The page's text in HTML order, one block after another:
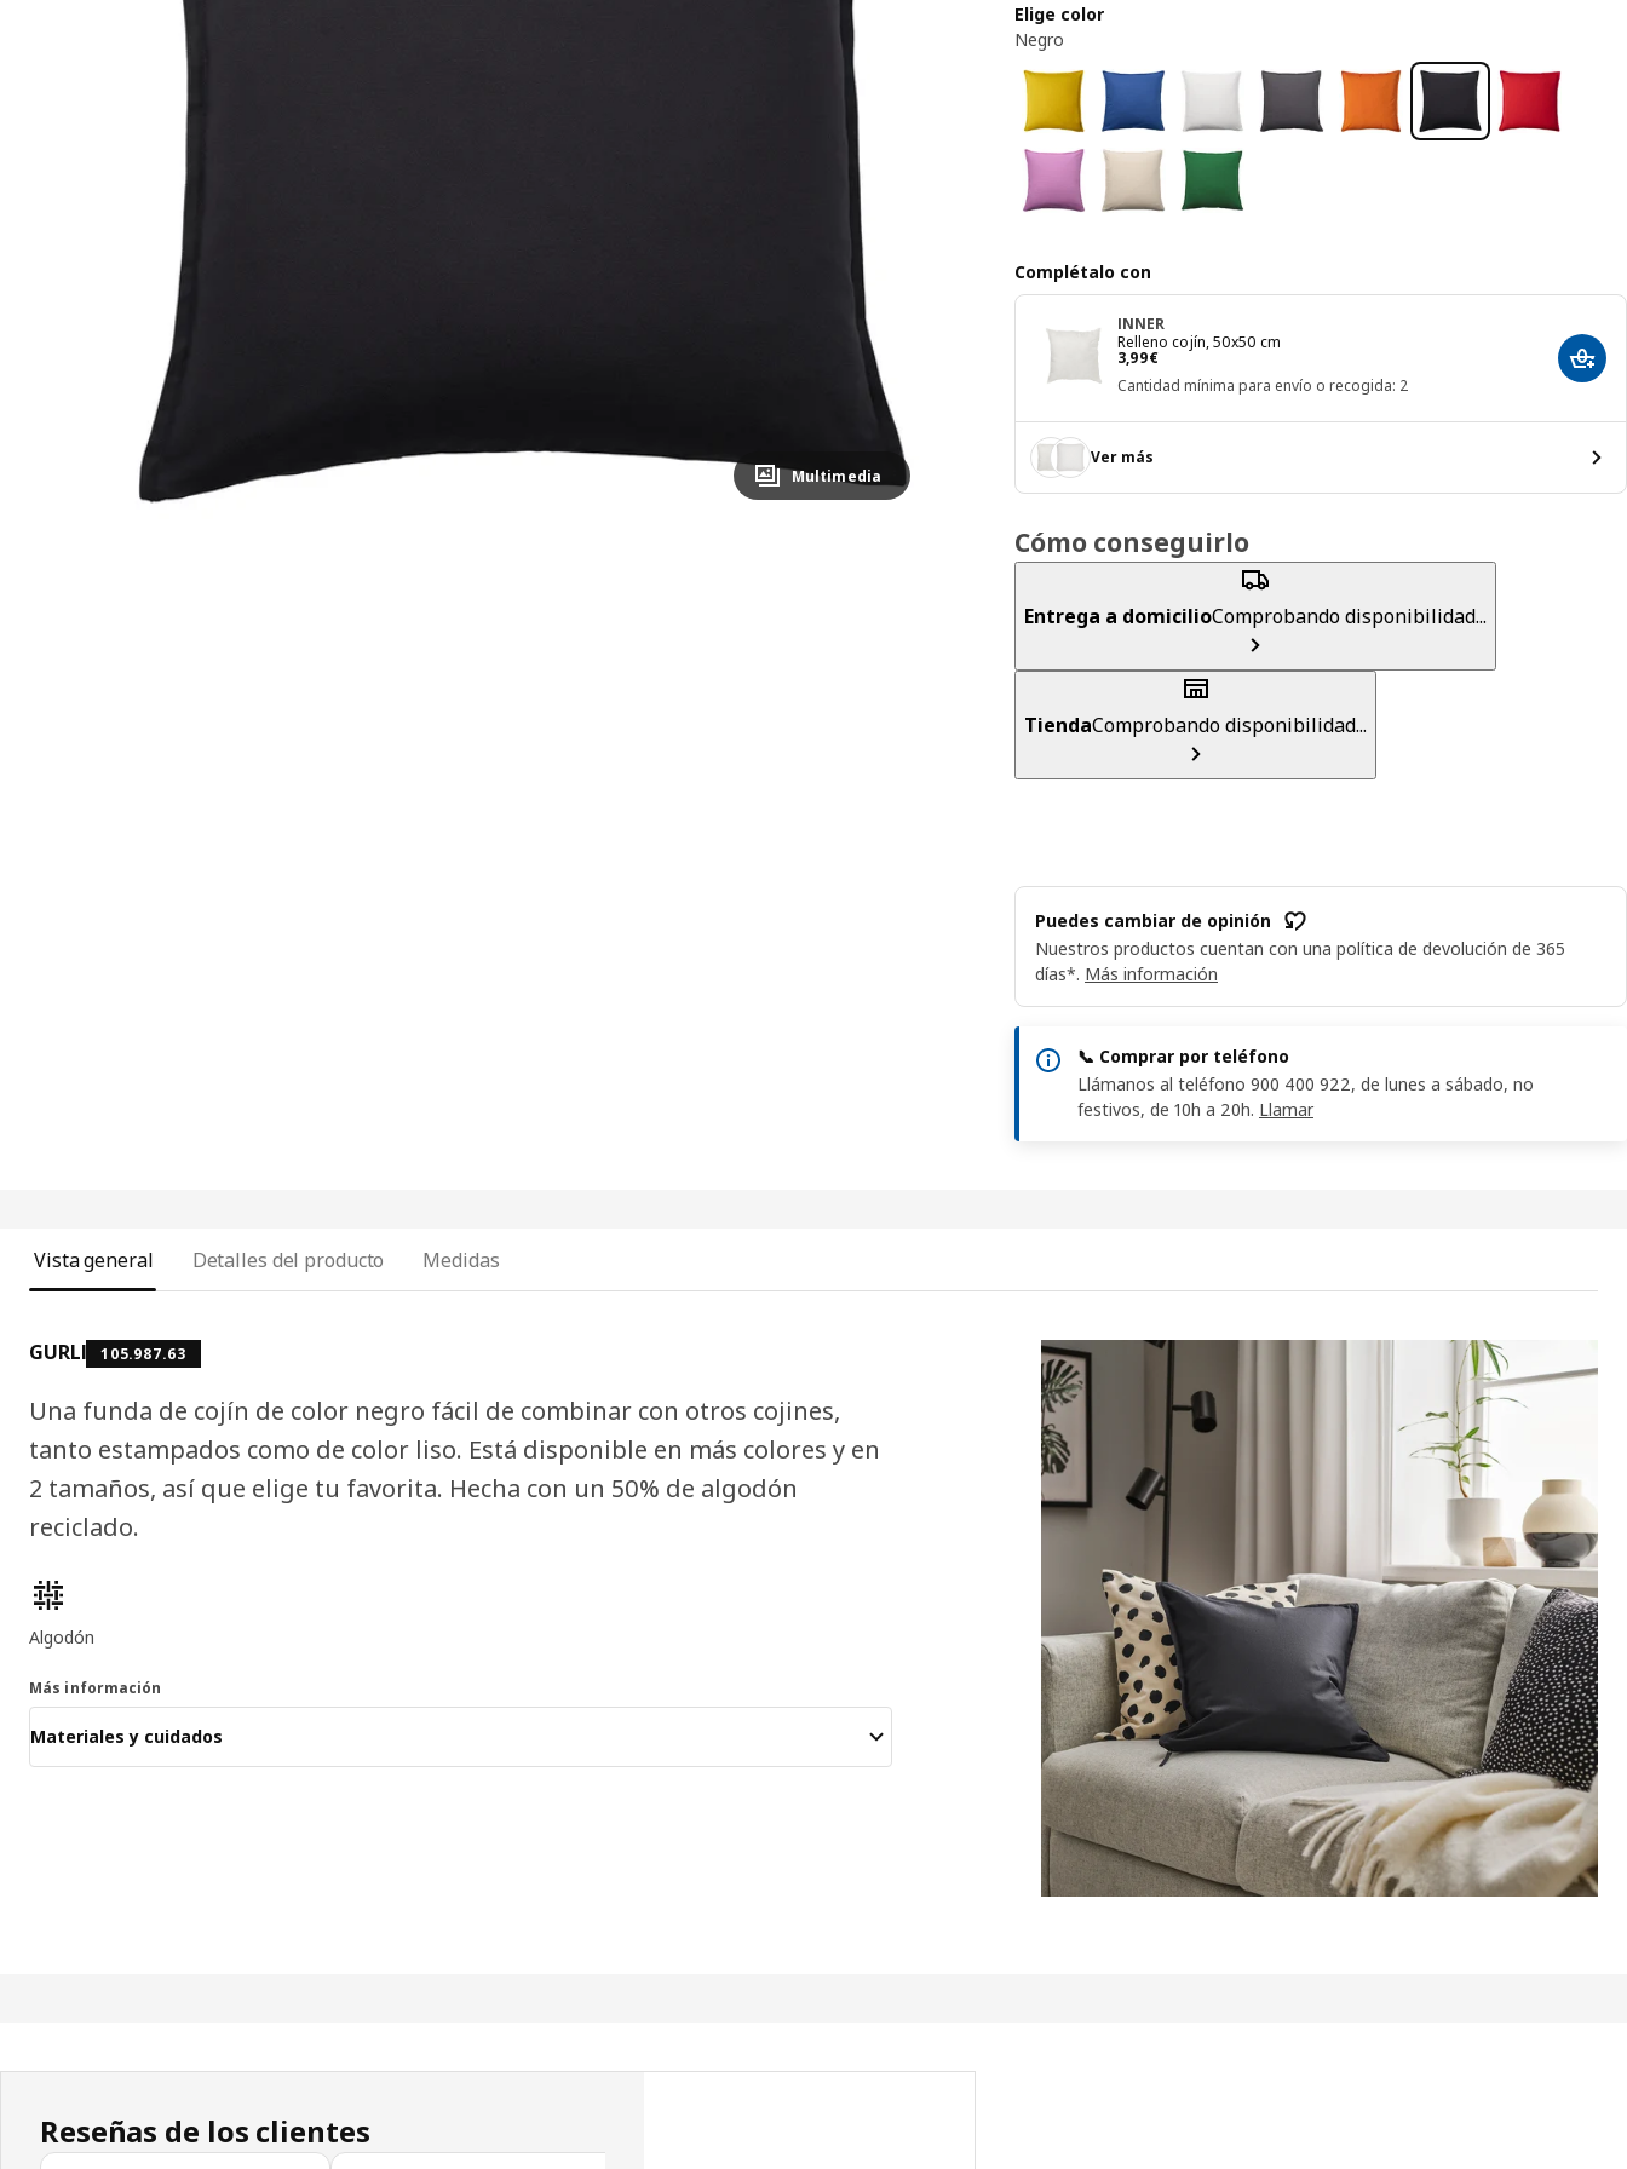
Image zoomed out, normal view
Multimedia
Elige color
Negro
Complétalo con
INNER
Relleno cojín, 50x50 cm
3,99€
El precio 3,99€
Cantidad mínima para envío o recogida: 2
Ver más
Cómo conseguirlo
Entrega a domicilioComprobando disponibilidad...
TiendaComprobando disponibilidad...
Puedes cambiar de opinión
Nuestros productos cuentan con una política de devolución de 365
días*. Más información
📞 Comprar por teléfono
Llámanos al teléfono 900 400 922, de lunes a sábado, no
festivos, de 10h a 20h. Llamar
Vista general Detalles del producto Medidas
GURLI 105.987.63
Una funda de cojín de color negro fácil de combinar con otros cojines,
tanto estampados como de color liso. Está disponible en más colores y en
2 tamaños, así que elige tu favorita. Hecha con un 50% de algodón
reciclado.
Características del producto
Algodón
Más información
Materiales y cuidados
Reseñas de los clientes
Omitir las opiniones de los clientes